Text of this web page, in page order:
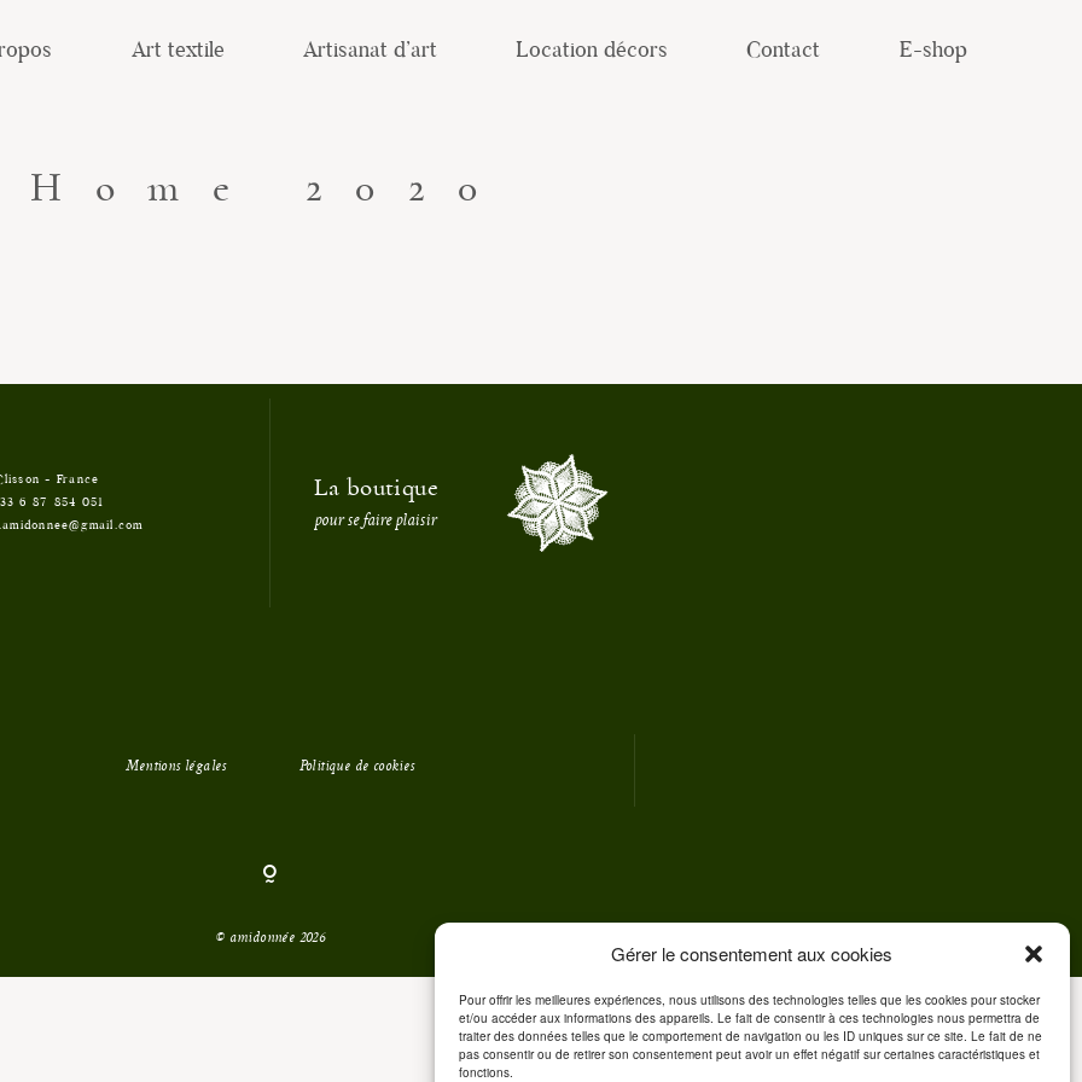
Gérer le consentement aux cookies
Pour offrir les meilleures expériences, nous utilisons des technologies telles que les cookies pour stocker
et/ou accéder aux informations des appareils. Le fait de consentir à ces technologies nous permettra de
traiter des données telles que le comportement de navigation ou les ID uniques sur ce site. Le fait de ne
pas consentir ou de retirer son consentement peut avoir un effet négatif sur certaines caractéristiques et
fonctions.
Art textile Artisanat d’art Location décors Contact E-shop
Home 2020
- France
6 87 854 051
La boutique
pour se faire plaisir
Mentions légales Politique de cookies
© amidonnée 2026